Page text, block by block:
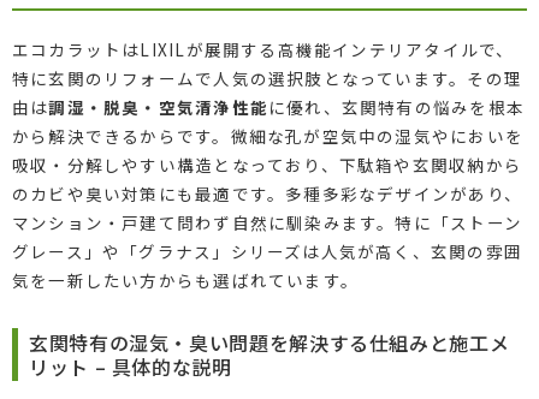
エコカラットはLIXILが展開する高機能インテリアタイルで、
特に玄関のリフォームで人気の選択肢となっています。その理
由は調湿・脱臭・空気清浄性能 に優れ、玄関特有の悩みを根本
から解決できるからです。微細な孔が空気中の湿気やにおいを
吸収・分解しやすい構造となっており、下駄箱や玄関収納から
のカビや臭い対策にも最適です。多種多彩なデザインがあり、
マンション・戸建て問わず自然に馴染みます。特に「ストーン
グレース」や「グラナス」シリーズは人気が高く、玄関の雰囲
気を一新したい方からも選ばれています。
玄関特有の湿気・臭い問題を解決する仕組みと施工メ
リット – 具体的な説明